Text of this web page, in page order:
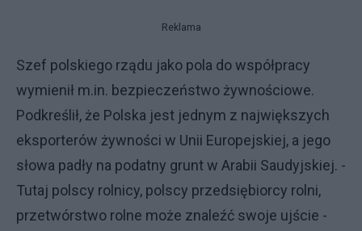
Reklama
Szef polskiego rządu jako pola do współpracy
wymienił m.in. bezpieczeństwo żywnościowe.
Podkreślił, że Polska jest jednym z największych
eksporterów żywności w Unii Europejskiej, a jego
słowa padły na podatny grunt w Arabii Saudyjskiej. -
Tutaj polscy rolnicy, polscy przedsiębiorcy rolni,
przetwórstwo rolne może znaleźć swoje ujście -